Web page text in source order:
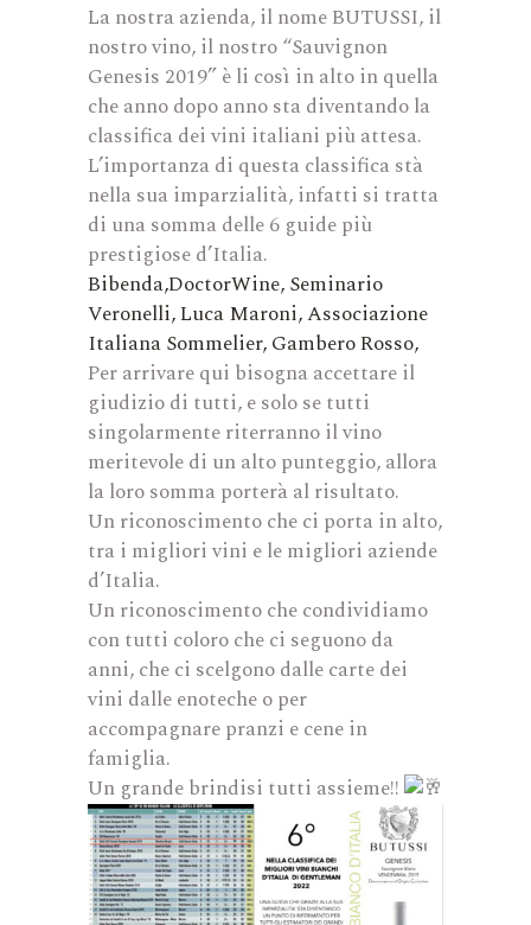
La nostra azienda, il nome BUTUSSI, il
nostro vino, il nostro “Sauvignon
Genesis 2019” è li così in alto in quella
che anno dopo anno sta diventando la
classifica dei vini italiani più attesa.
L’importanza di questa classifica stà
nella sua imparzialità, infatti si tratta
di una somma delle 6 guide più
prestigiose d’Italia.
Bibenda,DoctorWine,Seminario
Veronelli,Luca Maroni,Associazione
Italiana Sommelier,Gambero Rosso,
Per arrivare qui bisogna accettare il
giudizio di tutti, e solo se tutti
singolarmente riterranno il vino
meritevole di un alto punteggio, allora
la loro somma porterà al risultato.
Un riconoscimento che ci porta in alto,
tra i migliori vini e le migliori aziende
d’Italia.
Un riconoscimento che condividiamo
con tutti coloro che ci seguono da
anni, che ci scelgono dalle carte dei
vini dalle enoteche o per
accompagnare pranzi e cene in
famiglia.
Un grande brindisi tutti assieme!!